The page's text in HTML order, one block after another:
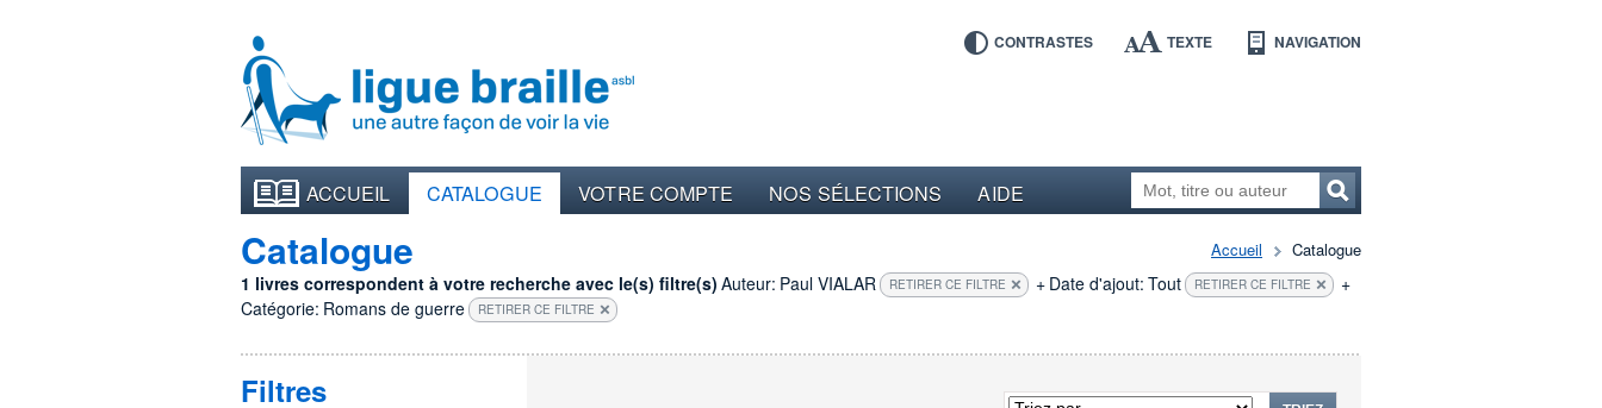
CONTRASTES TEXTE NAVIGATION
ACCUEIL CATALOGUE VOTRE COMPTE NOS SÉLECTIONS AIDE
Accueil Catalogue
Catalogue
1 livres correspondent à votre recherche avec le(s) filtre(s) Auteur: Paul VIALAR RETIRER CE FILTRE + Date d'ajout: Tout RETIRER CE FILTRE
+
Catégorie: Romans de guerre RETIRER CE FILTRE
Filtres